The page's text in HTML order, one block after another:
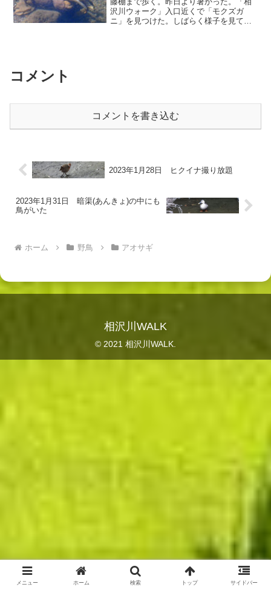
沢川ウォーク」入口近くで「モクズガ
ニ」を見つけた。しばらく様子を見てい
コメント
コメントを書き込む
2023年1月28日 ヒクイナ撮り放題
2023年1月31日 暗渠(あんきょ)の中にも
鳥がいた
ホーム 野鳥 アオサギ
相沢川WALK
© 2021 相沢川WALK.
メニュー ホーム 検索 トップ サイドバー